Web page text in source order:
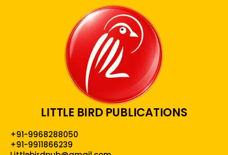
LITTLE BIRD PUBLICATIONS
+91-9968288050
+91-9911866239